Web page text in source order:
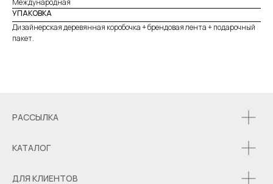
Международная
УПАКОВКА
Дизайнерская деревянная коробочка + брендовая лента + подарочный
пакет.
РАССЫЛКА
КАТАЛОГ
ДЛЯ КЛИЕНТОВ